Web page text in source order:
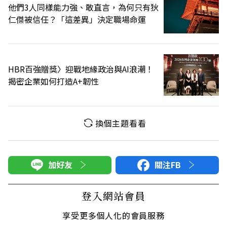
他們3人同樣能力強、敢直言，為何只有狄
仁傑被信任？「這差異」決定職場命運
HBR百強贈獎〉迎戰地緣政治與AI浪潮！
揭密企業如何打造A+韌性
換個主題看看
加好友 關注FB
登入網站會員
享受更多個人化的會員服務